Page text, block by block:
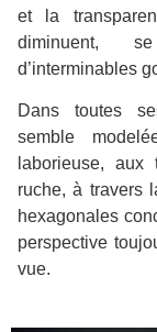
et la
diminuent,
d’interminables
Dans toutes
semble
laborieuse, aux
ruche, à travers
hexagonales
perspective
vue.